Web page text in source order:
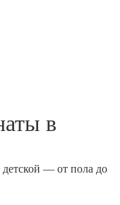
в
— от пола до